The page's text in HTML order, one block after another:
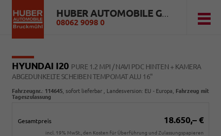
HUBER AUTOMOBILE GMBH
08062 9098 0
HYUNDAI I20 PURE 1.2 MPI / NAVI PDC HINTEN + KAMERA
ABGEDUNKELTE SCHEIBEN TEMPOMAT ALU 16"
Fahrzeugnr.: 114645 sofort lieferbar , Landesversion: EU - Europa, Fahrzeug mit
Tageszulassung
Gesamtpreis 18.650,– €
incl. 19% MwSt., den Kosten für Überführung und Zulassungspapieren